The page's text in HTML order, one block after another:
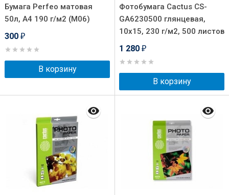
Бумага Perfeo матовая
50л, A4 190 г/м2 (M06)
300 ₽
В корзину
Фотобумага Cactus CS-
GA6230500 глянцевая,
10x15, 230 г/м2, 500 листов
1 280 ₽
В корзину